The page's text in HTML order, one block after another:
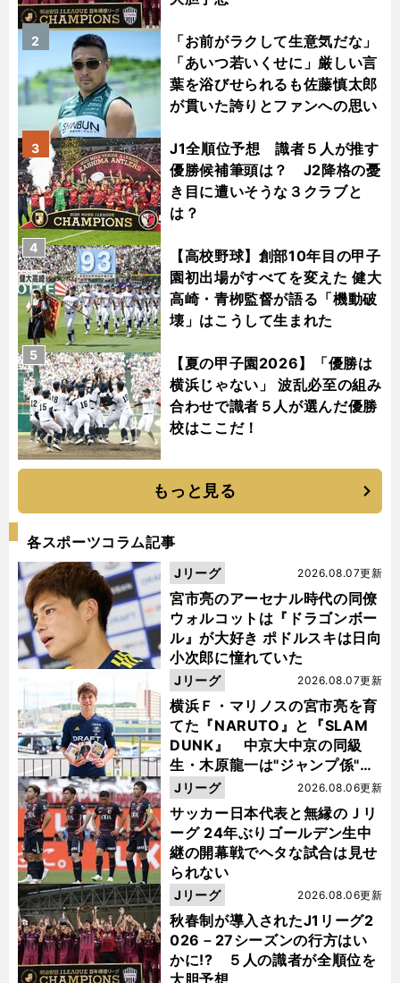
「お前がラクして生意気だな」
「あいつ若いくせに」厳しい言
葉を浴びせられるも佐藤慎太郎
が貫いた誇りとファンへの思い
2
J1全順位予想 識者５人が推す
優勝候補筆頭は？ J2降格の憂
き目に遭いそうな３クラブと
は？
3
【高校野球】創部10年目の甲子
園初出場がすべてを変えた 健大
高崎・青栁監督が語る「機動破
壊」はこうして生まれた
4
【夏の甲子園2026】「優勝は
横浜じゃない」 波乱必至の組み
合わせで識者５人が選んだ優勝
校はここだ！
5
もっと見る
各スポーツコラム記事
宮市亮のアーセナル時代の同僚
ウォルコットは『ドラゴンボー
ル』が大好き ポドルスキは日向
小次郎に憧れていた
2026.08.07更新
Jリーグ
横浜Ｆ・マリノスの宮市亮を育
てた『NARUTO』と『SLAM
DUNK』 中京大中京の同級
生・木原龍一は"ジャンプ係"だ
った
2026.08.07更新
Jリーグ
サッカー日本代表と無縁のＪリ
ーグ 24年ぶりゴールデン生中
継の開幕戦でヘタな試合は見せ
られない
2026.08.06更新
Jリーグ
秋春制が導入されたJ1リーグ2
026－27シーズンの行方はい
かに!? ５人の識者が全順位を
2026.08.06更新
Jリーグ